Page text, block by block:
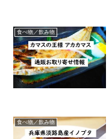
食べ物／飲み物
食べ物／飲み物